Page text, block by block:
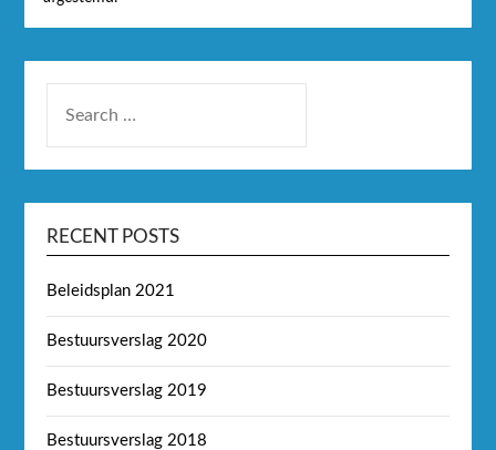
RECENT POSTS
Beleidsplan 2021
Bestuursverslag 2020
Bestuursverslag 2019
Bestuursverslag 2018